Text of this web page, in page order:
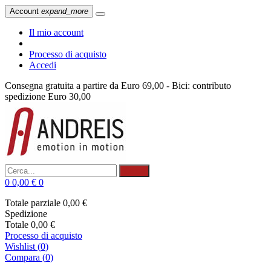
Account expand_more
Il mio account
Processo di acquisto
Accedi
Consegna gratuita a partire da Euro 69,00 - Bici: contributo
spedizione Euro 30,00
0 0,00 € 0
Totale parziale 0,00 €
Spedizione
Totale 0,00 €
Processo di acquisto
Wishlist (0)
Compara (0)